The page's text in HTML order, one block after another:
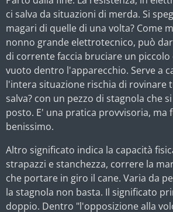
ci salva da situazioni di merda. Si
magari di quelle di una volta? Come
nonno grande elettrotecnico, può
di corrente faccia bruciare un
vuoto dentro l'apparecchio. Serve a
l'intera situazione rischia di rovinare
salva? con un pezzo di stagnola che
posto. E' una pratica provvisoria, ma
benissimo.
Altro significato indica la capacità
strapazzi e stanchezza, correre la
che portare in giro il cane. Varia da
la stagnola non basta. Il significato
doppio. Dentro "l'opposizione alla